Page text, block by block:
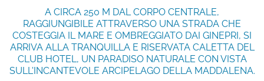
Ho letto e accettato l'informativa
SERVIZI
ESPERIENZE
MATRIMONI ED EVENTI
OFFERTE
CONTATTI
A CIRCA 250 M DAL CORPO CENTRALE,
RAGGIUNGIBILE ATTRAVERSO UNA STRADA CHE
COSTEGGIA IL MARE E OMBREGGIATO DAI GINEPRI, SI
ARRIVA ALLA TRANQUILLA E RISERVATA CALETTA DEL
CLUB HOTEL, UN PARADISO NATURALE CON VISTA
SULL'INCANTEVOLE ARCIPELAGO DELLA MADDALENA.